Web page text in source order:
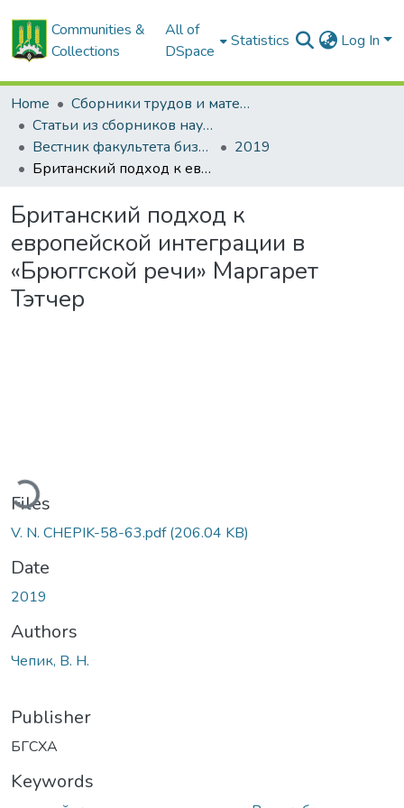
Communities &
Collections
All of
DSpace
Statistics Log In
Home
Сборники трудов и материалов конференций
Статьи из сборников научных трудов
Вестник факультета бизнеса и права
2019
Британский подход к европейской интеграции в «Брюггской речи» Маргарет Тэтчер
Британский подход к
европейской интеграции в
«Брюггской речи» Маргарет
Тэтчер
Files
V. N. CHEPIK-58-63.pdf(206.04 KB)
Date
2019
Authors
Чепик, В. Н.
Publisher
БГСХА
Keywords